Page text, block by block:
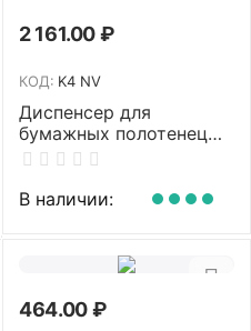
2 161.00₽
КОД: K4 NV
Диспенсер для
бумажных полотенец
NV белый K4 NV
В наличии:
464.00₽